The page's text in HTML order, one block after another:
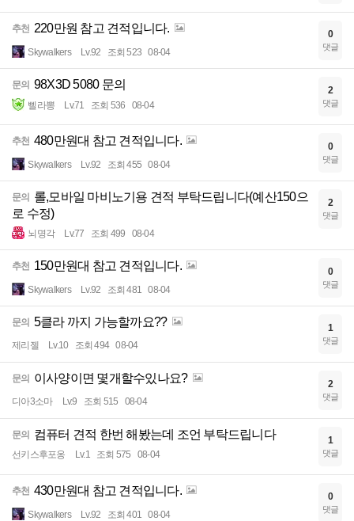
추천 220만원 참고 견적입니다.
Skywalkers Lv.92 조회 523 08-04
0
댓글
문의 98X3D 5080 문의
삘라뽕 Lv.71 조회 536 08-04
2
댓글
추천 480만원대 참고 견적입니다.
Skywalkers Lv.92 조회 455 08-04
0
댓글
문의
롤,모바일 마비노기용 견적 부탁드립니다(예산150으
로 수정)
뇌명각 Lv.77 조회 499 08-04
2
댓글
추천 150만원대 참고 견적입니다.
Skywalkers Lv.92 조회 481 08-04
0
댓글
문의 5클라 까지 가능할까요??
제리젤 Lv.10 조회 494 08-04
1
댓글
문의 이사양이면 몇개할수있나요?
디아3소마 Lv.9 조회 515 08-04
2
댓글
문의 컴퓨터 견적 한번 해봤는데 조언 부탁드립니다
선키스후포옹 Lv.1 조회 575 08-04
1
댓글
추천 430만원대 참고 견적입니다.
Skywalkers Lv.92 조회 401 08-04
0
댓글